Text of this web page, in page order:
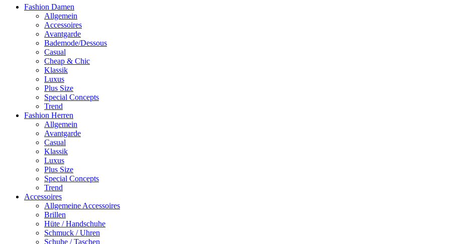
Fashion Damen
Allgemein
Accessoires
Avantgarde
Bademode/Dessous
Casual
Cheap & Chic
Klassik
Luxus
Plus Size
Special Concepts
Trend
Fashion Herren
Allgemein
Avantgarde
Casual
Klassik
Luxus
Plus Size
Special Concepts
Trend
Accessoires
Allgemeine Accessoires
Brillen
Hüte / Handschuhe
Schmuck / Uhren
Schuhe / Taschen